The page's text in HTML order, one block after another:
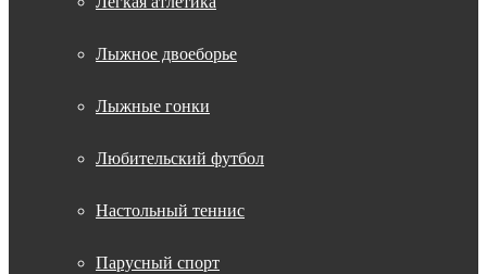
Лыжное двоеборье
Лыжные гонки
Любительский футбол
Настольный теннис
Парусный спорт